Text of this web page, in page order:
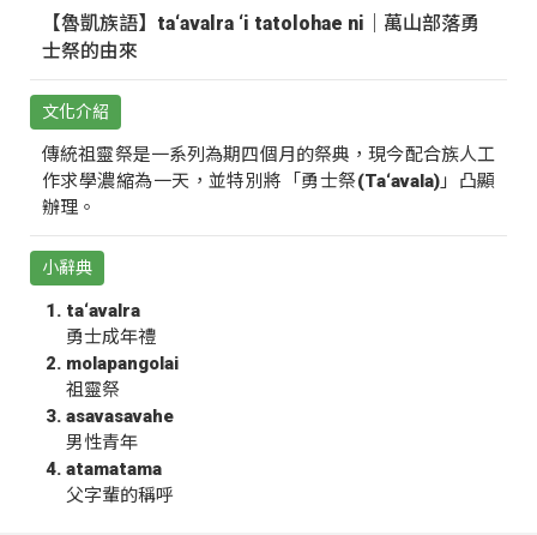
【魯凱族語】ta‘avalra ‘i tatolohae ni｜萬山部落勇
士祭的由來
文化介紹
傳統祖靈祭是一系列為期四個月的祭典，現今配合族人工
作求學濃縮為一天，並特別將「勇士祭(Ta‘avala)」凸顯
辦理。
小辭典
ta‘avalra
勇士成年禮
molapangolai
祖靈祭
asavasavahe
男性青年
atamatama
父字輩的稱呼